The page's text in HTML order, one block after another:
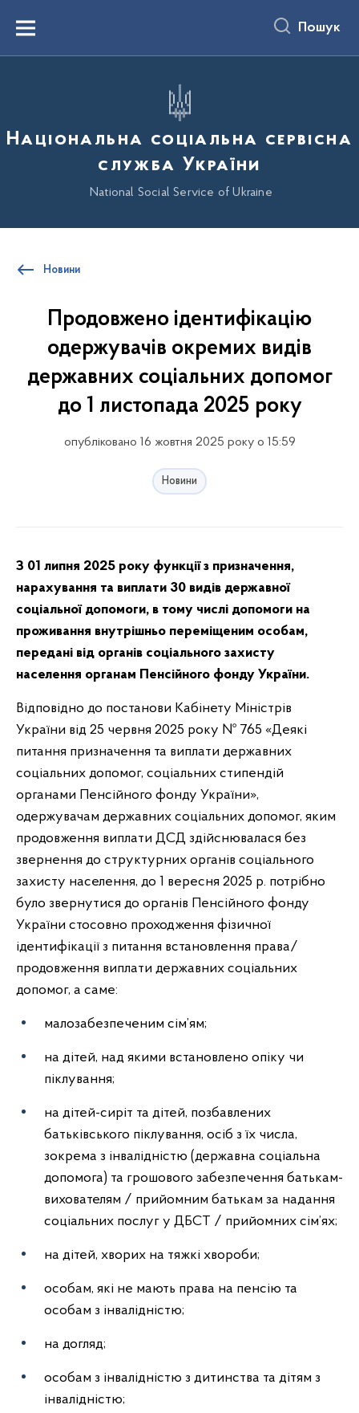
вмістуMenu Пошук
Національна соціальна сервісна
служба України
National Social Service of Ukraine
Новини
Продовжено ідентифікацію
одержувачів окремих видів
державних соціальних допомог
до 1 листопада 2025 року
опубліковано 16 жовтня 2025 року о 15:59
Новини
З 01 липня 2025 року функції з призначення,
нарахування та виплати 30 видів державної
соціальної допомоги, в тому числі допомоги на
проживання внутрішньо переміщеним особам,
передані від органів соціального захисту
населення органам Пенсійного фонду України.
Відповідно до постанови Кабінету Міністрів
України від 25 червня 2025 року № 765 «Деякі
питання призначення та виплати державних
соціальних допомог, соціальних стипендій
органами Пенсійного фонду України»,
одержувачам державних соціальних допомог, яким
продовження виплати ДСД здійснювалася без
звернення до структурних органів соціального
захисту населення, до 1 вересня 2025 р. потрібно
було звернутися до органів Пенсійного фонду
України стосовно проходження фізичної
ідентифікації з питання встановлення права/
продовження виплати державних соціальних
допомог, а саме:
малозабезпеченим сім’ям;
на дітей, над якими встановлено опіку чи
піклування;
на дітей-сиріт та дітей, позбавлених
батьківського піклування, осіб з їх числа,
зокрема з інвалідністю (державна соціальна
допомога) та грошового забезпечення батькам-
вихователям / прийомним батькам за надання
соціальних послуг у ДБСТ / прийомних сім’ях;
на дітей, хворих на тяжкі хвороби;
особам, які не мають права на пенсію та
особам з інвалідністю;
на догляд;
особам з інвалідністю з дитинства та дітям з
інвалідністю;